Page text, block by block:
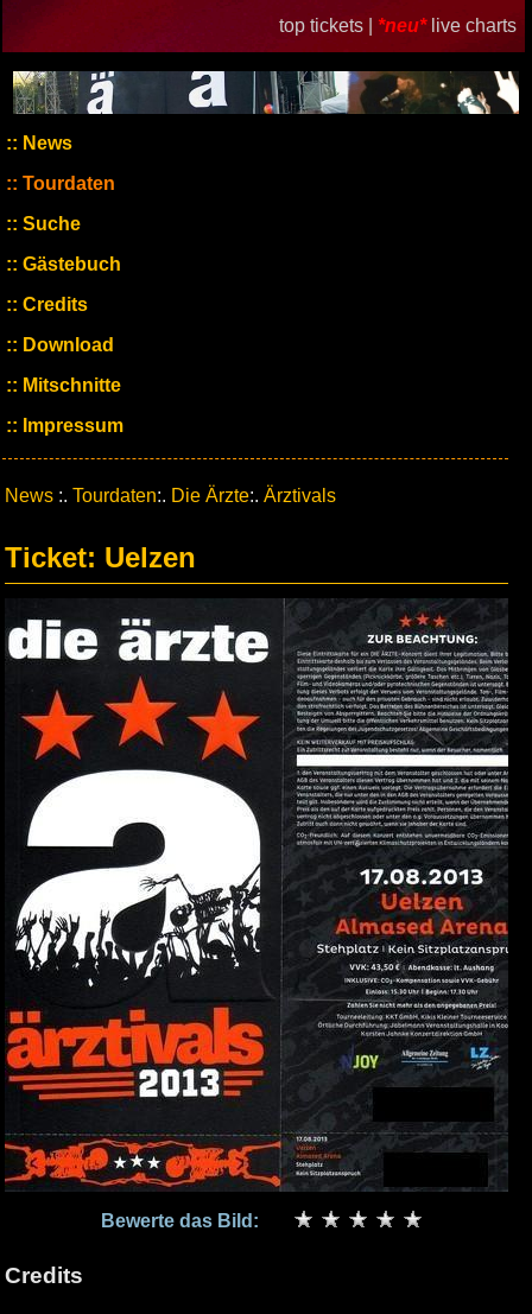
top tickets | *neu* live charts
News
Tourdaten
Suche
Gästebuch
Credits
Download
Mitschnitte
Impressum
News :. Tourdaten:. Die Ärzte:. Ärztivals
Ticket: Uelzen
Bewerte das Bild:
Credits